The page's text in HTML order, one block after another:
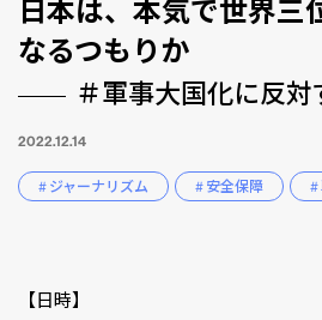
日本は、本気で世界三
なるつもりか
＃軍事大国化に反対
2022.12.14
# ジャーナリズム # 安全保障 #
【日時】